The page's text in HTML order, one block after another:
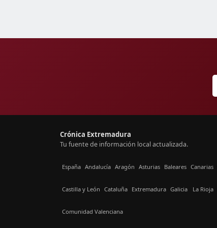
Crónica Extremadura
Tu fuente de información local actualizada.
España Andalucía Aragón Asturias Baleares Canarias
Castilla y León Cataluña Extremadura Galicia La Rioja
Comunidad Valenciana